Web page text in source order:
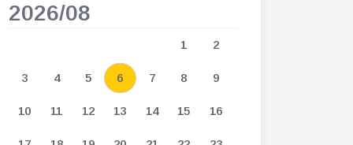
2026/08
1 2
3 4 5 6 7 8 9
10 11 12 13 14 15 16